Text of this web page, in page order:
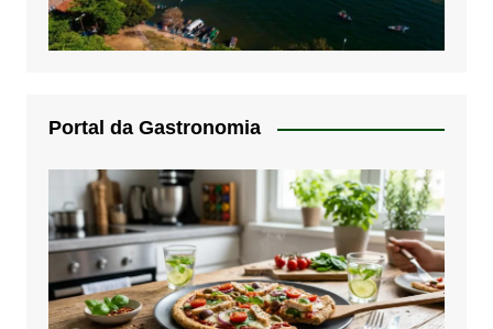
Portal da Gastronomia